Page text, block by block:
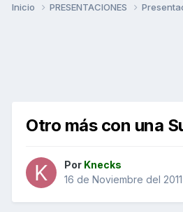
Inicio PRESENTACIONES
Otro más con una
Por Knecks
16 de Noviembre del 2011